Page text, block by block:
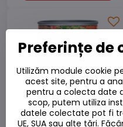
Preferințe
Utilizăm module cookie
acest site, pentru a
pentru a colecta date
scop, putem utiliza
datele colectate pot fi
UE, SUA sau alte țări.